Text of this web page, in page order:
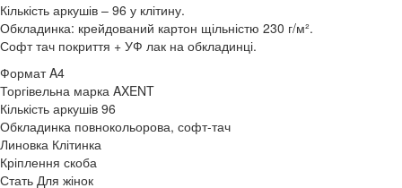
Кількість аркушів – 96 у клітину.
Обкладинка: крейдований картон щільністю 230 г/м².
Софт тач покриття + УФ лак на обкладинці.
Формат A4
Торгівельна марка AXENT
Кількість аркушів 96
Обкладинка повнокольорова, софт-тач
Линовка Клітинка
Кріплення скоба
Стать Для жінок